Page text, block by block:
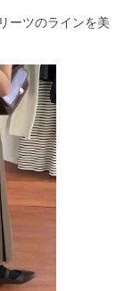
ーツのラインを美